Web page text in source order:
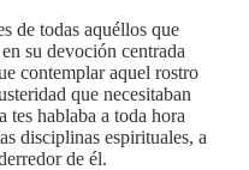
de todas aquéllos que
su devoción centrada
contemplar aquel rostro
que necesitaban
tes hablaba a toda hora
disciplinas espirituales, a
de él.